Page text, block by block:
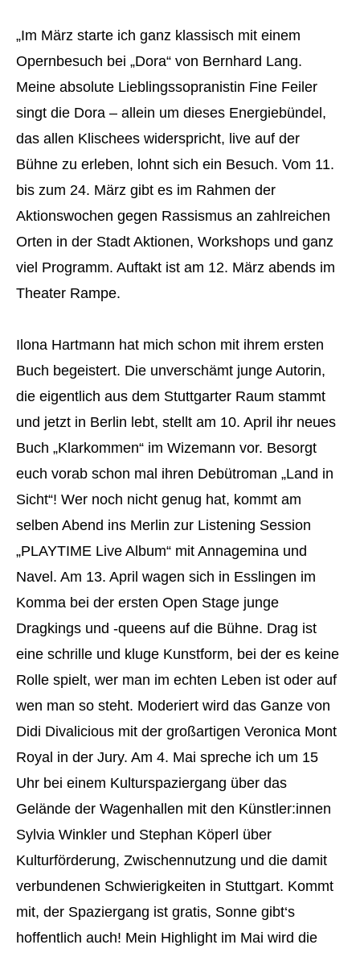
„Im März starte ich ganz klassisch mit einem
Opernbesuch bei „Dora“ von Bernhard Lang.
Meine absolute Lieblingssopranistin Fine Feiler
singt die Dora – allein um dieses Energiebündel,
das allen Klischees widerspricht, live auf der
Bühne zu erleben, lohnt sich ein Besuch. Vom 11.
bis zum 24. März gibt es im Rahmen der
Aktionswochen gegen Rassismus an zahlreichen
Orten in der Stadt Aktionen, Workshops und ganz
viel Programm. Auftakt ist am 12. März abends im
Theater Rampe.
Ilona Hartmann hat mich schon mit ihrem ersten
Buch begeistert. Die unverschämt junge Autorin,
die eigentlich aus dem Stuttgarter Raum stammt
und jetzt in Berlin lebt, stellt am 10. April ihr neues
Buch „Klarkommen“ im Wizemann vor. Besorgt
euch vorab schon mal ihren Debütroman „Land in
Sicht“! Wer noch nicht genug hat, kommt am
selben Abend ins Merlin zur Listening Session
„PLAYTIME Live Album“ mit Annagemina und
Navel. Am 13. April wagen sich in Esslingen im
Komma bei der ersten Open Stage junge
Dragkings und -queens auf die Bühne. Drag ist
eine schrille und kluge Kunstform, bei der es keine
Rolle spielt, wer man im echten Leben ist oder auf
wen man so steht. Moderiert wird das Ganze von
Didi Divalicious mit der großartigen Veronica Mont
Royal in der Jury. Am 4. Mai spreche ich um 15
Uhr bei einem Kulturspaziergang über das
Gelände der Wagenhallen mit den Künstler:innen
Sylvia Winkler und Stephan Köperl über
Kulturförderung, Zwischennutzung und die damit
verbundenen Schwierigkeiten in Stuttgart. Kommt
mit, der Spaziergang ist gratis, Sonne gibt‘s
hoffentlich auch! Mein Highlight im Mai wird die